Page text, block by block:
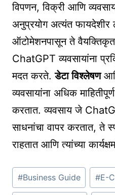
विपणन, विक्री आणि
अनुप्रयोग अत्यंत फायदेशीर
ऑटोमेशनपासून ते वैयक्तिकृत
ChatGPT व्यवसायांना
मदत करते.डेटा विश्लेषण
व्यवसायांना अधिक
करतात. व्यवसाय जे
साधनांचा वापर करतात, ते
राहतात आणि त्यांच्या
Post
Tags:
#Business Guide #E-